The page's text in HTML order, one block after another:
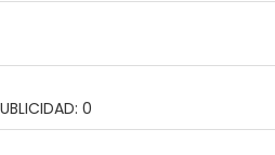
0